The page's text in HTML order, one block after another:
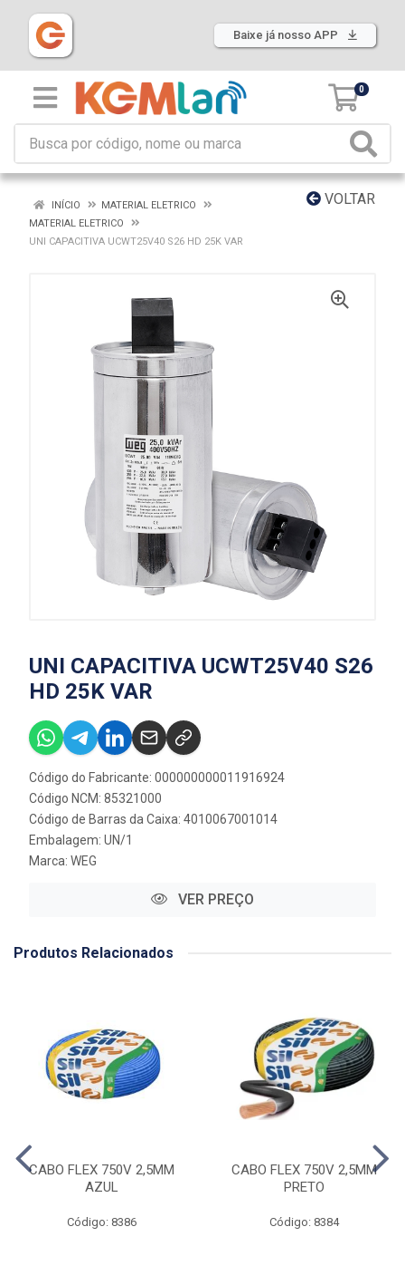
Baixe já nosso APP
0
VOLTAR
INÍCIO
MATERIAL ELETRICO
MATERIAL ELETRICO
UNI CAPACITIVA UCWT25V40 S26 HD 25K VAR
UNI CAPACITIVA UCWT25V40 S26
HD 25K VAR
Código do Fabricante: 000000000011916924
Código NCM: 85321000
Código de Barras da Caixa: 4010067001014
Embalagem: UN/1
Marca: WEG
VER PREÇO
Produtos Relacionados
CABO FLEX 750V 2,5MM
AZUL
Código: 8386
CABO FLEX 750V 2,5MM
PRETO
Código: 8384